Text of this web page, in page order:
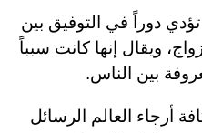
عمرها 500 عام، تؤدي دوراً في التوفيق بين
ويقال إنها كانت سبباً
أرجاء العالم الرسائل